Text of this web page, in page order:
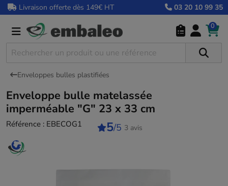
Livraison offerte dès 149€ HT 03 20 10 99 35
0
Enveloppes bulles plastifiées
Enveloppe bulle matelassée
imperméable "G" 23 x 33 cm
Référence : EBECOG1 5/5 3 avis